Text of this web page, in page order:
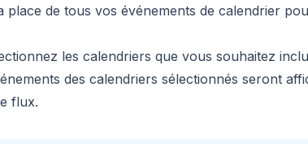
de tous vos événements de calendrier
les calendriers que vous souhaitez
des calendriers sélectionnés seront
flux.